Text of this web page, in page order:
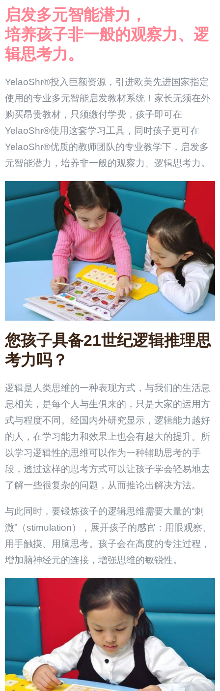
启发多元智能潜力，
培养孩子非一般的观察力、逻
辑思考力。
YelaoShr®投入巨额资源，引进欧美先进国家指定
使用的专业多元智能启发教材系统！家长无须在外
购买昂贵教材，只须缴付学费，孩子即可在
YelaoShr®使用这套学习工具，同时孩子更可在
YelaoShr®优质的教师团队的专业教学下，启发多
元智能潜力，培养非一般的观察力、逻辑思考力。
您孩子具备21世纪逻辑推理思
考力吗？
逻辑是人类思维的一种表现方式，与我们的生活息
息相关，是每个人与生俱来的，只是大家的运用方
式与程度不同。经国内外研究显示，逻辑能力越好
的人，在学习能力和效果上也会有越大的提升。所
以学习逻辑性的思维可以作为一种辅助思考的手
段，透过这样的思考方式可以让孩子学会轻易地去
了解一些很复杂的问题，从而推论出解决方法。
与此同时，要锻炼孩子的逻辑思维需要大量的“刺
激”（stimulation），展开孩子的感官：用眼观察、
用手触摸、用脑思考。孩子会在高度的专注过程，
增加脑神经元的连接，增强思维的敏锐性。